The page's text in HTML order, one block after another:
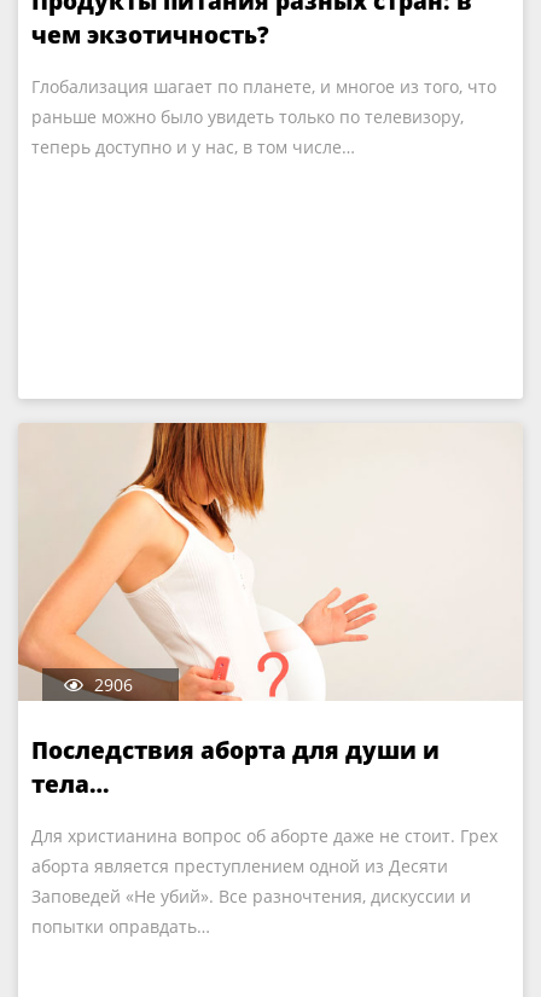
чем экзотичность?
Глобализация шагает по планете, и многое из того, что
раньше можно было увидеть только по телевизору,
теперь доступно и у нас, в том числе…
2906
Последствия аборта для души и
тела…
Для христианина вопрос об аборте даже не стоит. Грех
аборта является преступлением одной из Десяти
Заповедей «Не убий». Все разночтения, дискуссии и
попытки оправдать…